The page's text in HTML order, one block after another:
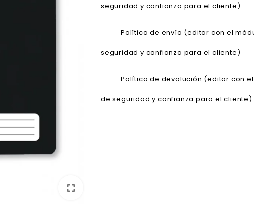
fullscreen
seguridad y confianza para el cliente)
Política de envío (editar con el
seguridad y confianza para el cliente)
Política de devolución (editar con
de seguridad y confianza para el cliente)